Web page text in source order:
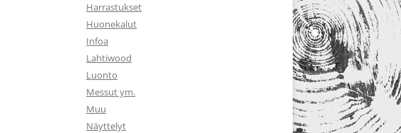
Harrastukset
Huonekalut
Infoa
Lahtiwood
Luonto
Messut ym.
Muu
Näyttelyt